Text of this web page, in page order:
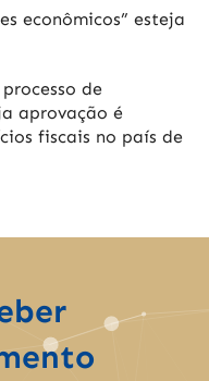
econômicos” esteja
de
aprovação é
fiscais no país de